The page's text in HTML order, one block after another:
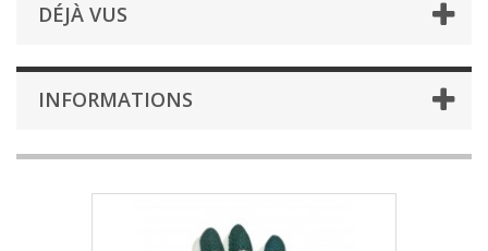
DÉJÀ VUS
INFORMATIONS